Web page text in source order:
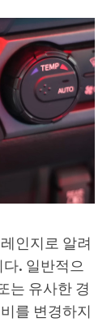
인지로 알려
. 일반적으
는 유사한 경
를 변경하지